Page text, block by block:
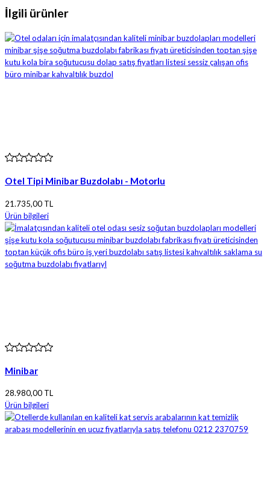
İlgili ürünler
Otel Tipi Minibar Buzdolabı - Motorlu
21.735,00 TL
Ürün bilgileri
Minibar
28.980,00 TL
Ürün bilgileri